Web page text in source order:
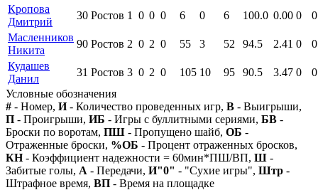
Кропова
Дмитрий
30 Ростов 1 0 0 0 6 0 6 100.0 0.00 0
0
Масленников
Никита
90 Ростов 2 0 2 0 55 3 52 94.5 2.41 0
0
Кудашев
Данил
31 Ростов 3 0 2 0 105 10 95 90.5 3.47 0
0
Условные обозначения
# - Номер, И- Количество проведенных игр, В - Выигрыши,
П - Проигрыши, ИБ - Игры с буллитными сериями, БВ -
Броски по воротам, ПШ - Пропущено шайб, ОБ -
Отраженные броски, %ОБ - Процент отраженных бросков,
КН- Коэффициент надежности = 60мин*ПШ/ВП, Ш -
Забитые голы, А - Передачи, И"0" - "Сухие игры", Штр -
Штрафное время, ВП - Время на площадке